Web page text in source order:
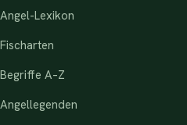
Angel-Lexikon
Fischarten
Begriffe A–Z
Angellegenden